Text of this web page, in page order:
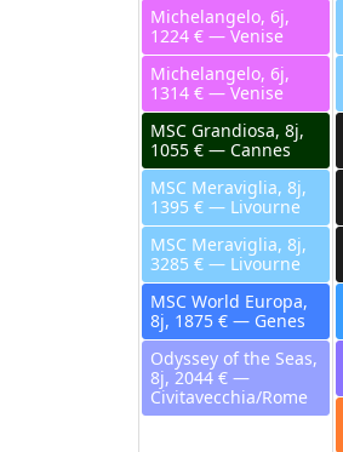
Michelangelo, 6j,
1224 € — Venise
Michelangelo, 6j,
1314 € — Venise
MSC Grandiosa, 8j,
1055 € — Cannes
MSC Meraviglia, 8j,
1395 € — Livourne
MSC Meraviglia, 8j,
3285 € — Livourne
MSC World Europa,
8j, 1875 € — Genes
Odyssey of the Seas,
8j, 2044 € —
Civitavecchia/Rome